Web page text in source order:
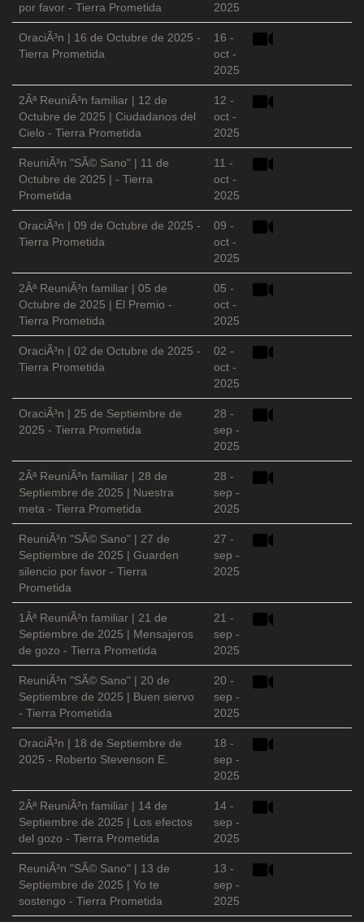
por favor - Tierra Prometida
2025
OraciÃ³n | 16 de Octubre de 2025 -
Tierra Prometida
16 -
oct -
2025
2Âª ReuniÃ³n familiar | 12 de
Octubre de 2025 | Ciudadanos del
Cielo - Tierra Prometida
12 -
oct -
2025
ReuniÃ³n "SÃ© Sano" | 11 de
Octubre de 2025 | - Tierra
Prometida
11 -
oct -
2025
OraciÃ³n | 09 de Octubre de 2025 -
Tierra Prometida
09 -
oct -
2025
2Âª ReuniÃ³n familiar | 05 de
Octubre de 2025 | El Premio -
Tierra Prometida
05 -
oct -
2025
OraciÃ³n | 02 de Octubre de 2025 -
Tierra Prometida
02 -
oct -
2025
OraciÃ³n | 25 de Septiembre de
2025 - Tierra Prometida
28 -
sep -
2025
2Âª ReuniÃ³n familiar | 28 de
Septiembre de 2025 | Nuestra
meta - Tierra Prometida
28 -
sep -
2025
ReuniÃ³n "SÃ© Sano" | 27 de
Septiembre de 2025 | Guarden
silencio por favor - Tierra
Prometida
27 -
sep -
2025
1Âª ReuniÃ³n familiar | 21 de
Septiembre de 2025 | Mensajeros
de gozo - Tierra Prometida
21 -
sep -
2025
ReuniÃ³n "SÃ© Sano" | 20 de
Septiembre de 2025 | Buen siervo
- Tierra Prometida
20 -
sep -
2025
OraciÃ³n | 18 de Septiembre de
2025 - Roberto Stevenson E.
18 -
sep -
2025
2Âª ReuniÃ³n familiar | 14 de
Septiembre de 2025 | Los efectos
del gozo - Tierra Prometida
14 -
sep -
2025
ReuniÃ³n "SÃ© Sano" | 13 de
Septiembre de 2025 | Yo te
sostengo - Tierra Prometida
13 -
sep -
2025